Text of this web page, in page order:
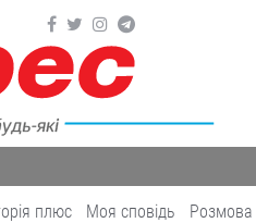
плюс Моя сповідь Розмова